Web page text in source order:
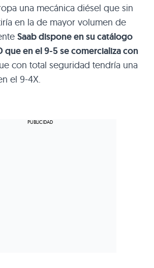
una mecánica diésel que sin
en la de mayor volumen de
Saab dispone en su catálogo
que en el 9-5 se comercializa con
con total seguridad tendría una
el 9-4X.